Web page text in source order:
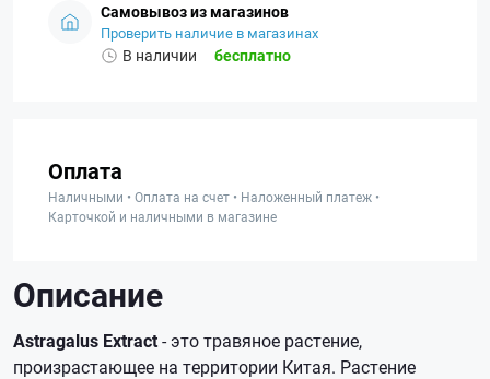
Самовывоз из магазинов
Проверить наличие в магазинах
В наличии бесплатно
Оплата
Наличными • Оплата на счет • Наложенный платеж •
Карточкой и наличными в магазине
Описание
Astragalus Extract- это травяное растение,
произрастающее на территории Китая. Растение